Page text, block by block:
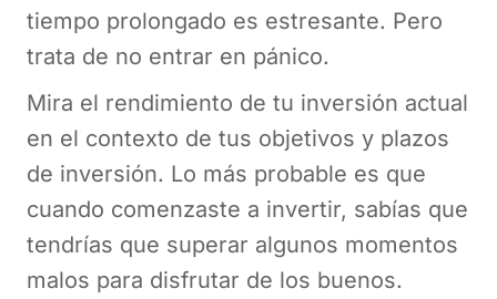
tiempo prolongado es estresante. Pero
trata de no entrar en pánico.
Mira el rendimiento de tu inversión actual
en el contexto de tus objetivos y plazos
de inversión. Lo más probable es que
cuando comenzaste a invertir, sabías que
tendrías que superar algunos momentos
malos para disfrutar de los buenos.